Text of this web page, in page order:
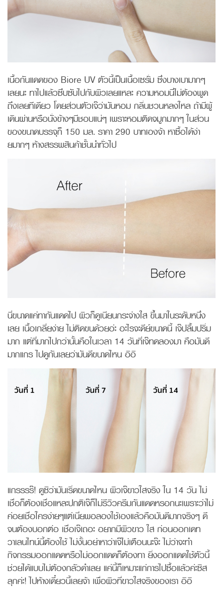
เนื้อกันแดดของ Biore UV ตัวนี้เป็นเนื้อเซรั่ม ซึ่งบางเบามากๆ
เลยนะ ทาไปแล้วซึบซับไปกับผิวเลยแหละ ความหอมนี่ไม่ต้องพูด
ถึงเลยทีเดียว โดยส่วนตัวเจ๊ว่ามันหอม กลิ่นชวนหลงใหล ถ้ามีผู้
เดินผ่านหรือนั่งข้างๆมีชอบแน่ๆ เพราะหอมติดจมูกมากๆ ในส่วน
ของขนาดบรรจุก็ 150 มล. ราคา 290 บาทเองจ้า หาซื้อได้ง่า
ยมากๆ ห้างสรรพสินค้าชั้นนำทั่วไป
นี่ขนาดแค่ทากันแดดไป ผิวก็ดูเนียนกระจ่างใส ขึ้นมาในระดับหนึ่ง
เลย เนื้อเกลี่ยง่าย ไม่ติดขนด้วยอ่ะ อะไรจะดีย์ขนาดนี้ เจ๊ปลื้มปริ่ม
มาก แต่ที่มากไปกว่านั้นคือในเวลา 14 วันที่เจ๊ทดลองมา คือมันดี
มากแกร ไปดูกันเลยว่ามันดีขนาดไหน อิอิ
แกรรรร๊! ดูซิว่ามันเริ่ดขนาดไหน ผิวเจ๊ขาวใสจริง ใน 14 วัน ไม่
เชื่อก็ต้องเชื่อแหละปกติเจ๊ก็ไม่รีวิวครีมกันแดดหรอกนะเพราะว่าไม่
ค่อยเชื่อใครง่ายๆแต่เนี่ยพอลองใช้เองแล้วคือมันดีมากจริงๆ ดี
จนต้องบอกต่อ เชื่อเจ๊เถอะ อยากมีผิวขาว ใส ก่อนออกเดท
วาเลนไทน์นี้ต้องใช้ ไม่งั้นอย่าหาว่าเจ๊ไม่เตือนนะจ๊ะ ไม่ว่าจะทำ
กิจกรรมออกแดดหรือไม่ออกแดดก็ต้องทา ยิ่งออกแดดใช้ตัวนี้
ช่วยได้แบบไม่ต้องกลัวดำเลย แค่นี้ก็เหมาะแก่การไปซื้อแล้วค่ะซิส
ลุกค่ะ! ไปห้างเดี๋ยวนี้เลยจ้า เพื่อผิวที่ขาวใสจริงของเรา อิอิ